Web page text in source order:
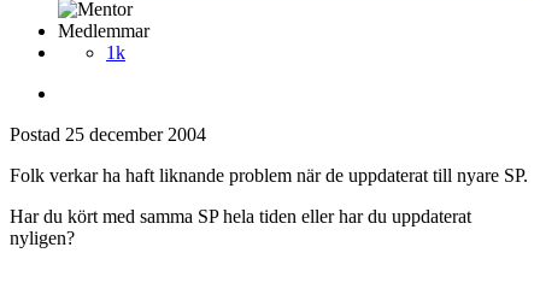
Medlemmar
1k
Postad 25 december 2004
Folk verkar ha haft liknande problem när de uppdaterat till nyare SP.
Har du kört med samma SP hela tiden eller har du uppdaterat
nyligen?